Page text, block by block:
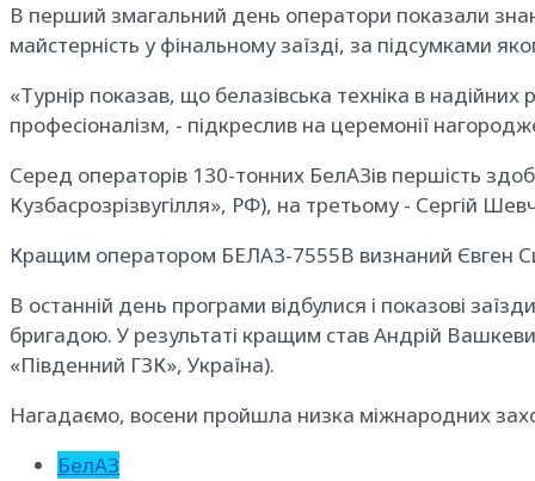
В перший змагальний день оператори показали
майстерність у фінальному заїзді, за підсумками
«Турнір показав, що белазівська техніка в
професіоналізм, - підкреслив на церемонії
Серед операторів 130-тонних БелАЗів першість
Кузбасрозрізвугілля», РФ), на третьому - Сергій
Кращим оператором БЕЛАЗ-7555В визнаний Євген
В останній день програми відбулися і показові
бригадою. У результаті кращим став Андрій
«Південний ГЗК», Україна).
Нагадаємо, восени пройшла низка міжнародних
БелАЗ